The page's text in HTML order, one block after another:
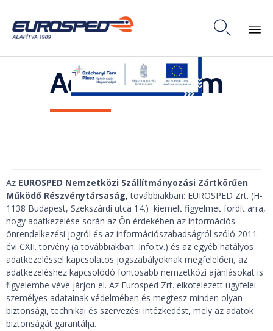

Skip
to
content
Adatvédelem
Az EUROSPED Nemzetközi Szállítmányozási Zártkörűen
Működő Részvénytársaság, továbbiakban: EUROSPED Zrt. (H-
1138 Budapest, Szekszárdi utca 14.) kiemelt figyelmet fordít arra,
hogy adatkezelése során az Ön érdekében az információs
önrendelkezési jogról és az információszabadságról szóló 2011.
évi CXII. törvény (a továbbiakban: Info.tv.) és az egyéb hatályos
adatkezeléssel kapcsolatos jogszabályoknak megfelelően, az
adatkezeléshez kapcsolódó fontosabb nemzetközi ajánlásokat is
figyelembe véve járjon el. Az Eurosped Zrt. elkötelezett ügyfelei
személyes adatainak védelmében és megtesz minden olyan
biztonsági, technikai és szervezési intézkedést, mely az adatok
biztonságát garantálja.